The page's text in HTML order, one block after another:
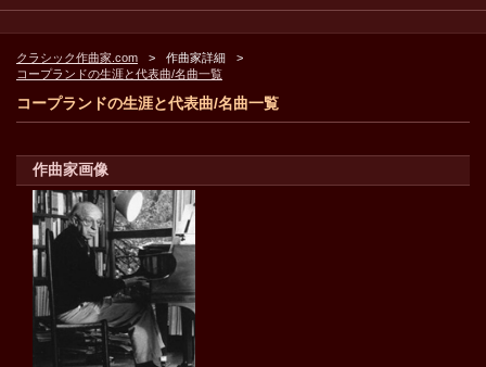
クラシック作曲家.com
作曲家詳細
コープランドの生涯と代表曲/名曲一覧
コープランドの生涯と代表曲/名曲一覧
作曲家画像